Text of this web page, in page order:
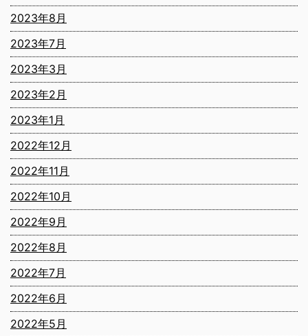
2023年8月
2023年7月
2023年3月
2023年2月
2023年1月
2022年12月
2022年11月
2022年10月
2022年9月
2022年8月
2022年7月
2022年6月
2022年5月